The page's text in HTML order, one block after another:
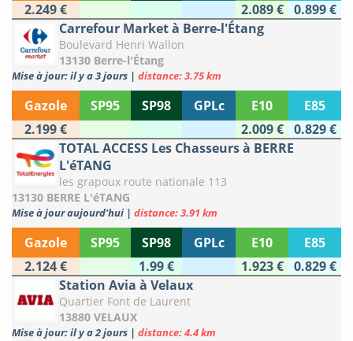
2.249 €
2.089 €
0.899 €
Carrefour Market à Berre-l'Étang
Boulevard Henri Wallon
13130 Berre-l'Étang
Mise à jour: il y a 3 jours | distance: 3.75 km
Gazole SP95 SP98 GPLc E10
E85
2.199 €
2.009 €
0.829 €
TOTAL ACCESS Les Chasseurs à BERRE
L'éTANG
les grapoux route nationale 113
13130 BERRE L'éTANG
Mise à jour aujourd'hui | distance: 3.91 km
Gazole SP95 SP98 GPLc E10
E85
2.124 €
1.99 € 1.923 €
0.829 €
Station Avia à Velaux
Quartier Font de Laurent
13880 VELAUX
Mise à jour: il y a 2 jours | distance: 4.4 km